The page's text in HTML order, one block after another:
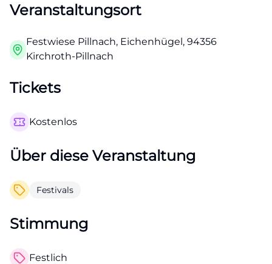
Veranstaltungsort
Festwiese Pillnach, Eichenhügel, 94356
Kirchroth-Pillnach
Tickets
Kostenlos
Über diese Veranstaltung
Festivals
Stimmung
Festlich